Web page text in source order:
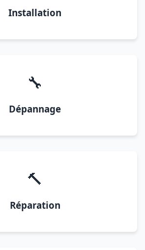
Installation
🔧
Dépannage
🔨
Réparation